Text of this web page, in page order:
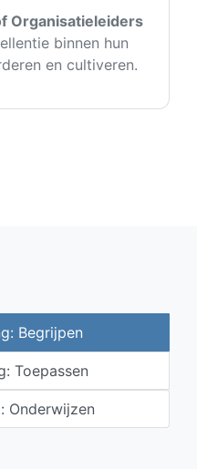
Organisatieleiders
binnen hun
en cultiveren.
Begrijpen
Toepassen
Onderwijzen